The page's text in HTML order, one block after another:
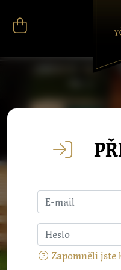
Zapomněli jste